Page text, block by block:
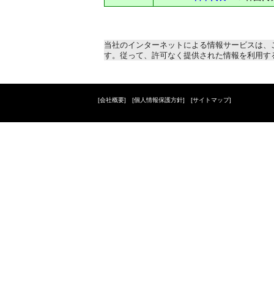
当社のインターネットによる情報サービスは
す。従って、許可なく提供された情報を利用す
[会社概要] [個人情報保護方針] [サイトマップ]